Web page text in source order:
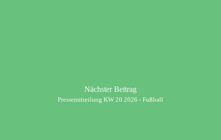
Nächster Beitrag
Pressemitteilung KW 20 2026 - Fußball